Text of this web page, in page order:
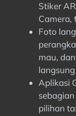
Stiker
Camera,
Foto
mau,
Aplikasi
pilihan